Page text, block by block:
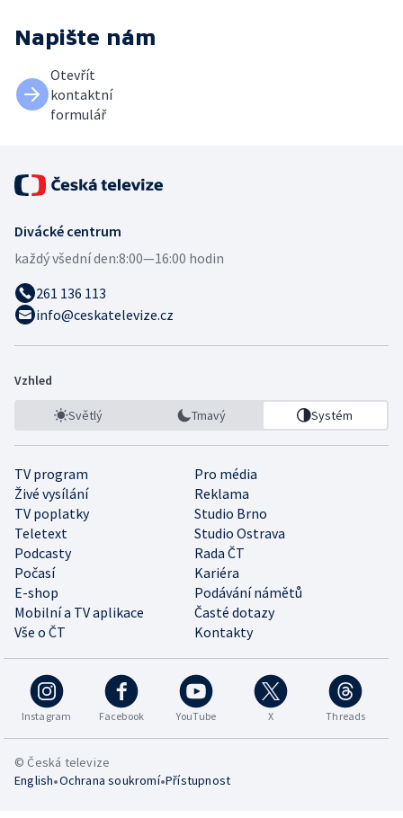
Napište nám
Otevřít
kontaktní
formulář
Divácké centrum
každý všední den:8:00—16:00 hodin
261 136 113
info@ceskatelevize.cz
Vzhled
Světlý Tmavý Systém
TV program
Pro média
Živé vysílání
Reklama
TV poplatky
Studio Brno
Teletext
Studio Ostrava
Podcasty
Rada ČT
Počasí
Kariéra
E-shop
Podávání námětů
Mobilní a TV aplikace
Časté dotazy
Vše o ČT
Kontakty
Instagram Facebook YouTube X Threads
© Česká televize
English•Ochrana soukromí•Přístupnost